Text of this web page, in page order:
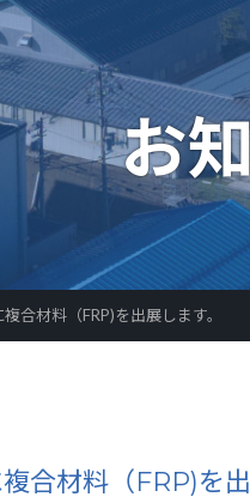
お
合材料（FRP)を出展します。
合材料（FRP)を出